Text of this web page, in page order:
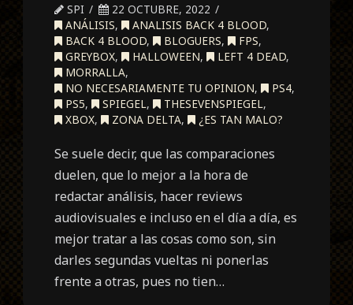
SPI
22 OCTUBRE, 2022
ANÁLISIS, ANALISIS BACK 4 BLOOD,
BACK 4 BLOOD, BLOGUERS, FPS,
GREYBOX, HALLOWEEN, LEFT 4 DEAD,
MORRALLA,
NO NECESARIAMENTE TU OPINION, PS4,
PS5, SPIEGEL, THESEVENSPIEGEL,
XBOX, ZONA DELTA, ¿ES TAN MALO?
Se suele decir, que las comparaciones
duelen, que lo mejor a la hora de
redactar análisis, hacer reviews
audiovisuales e incluso en el día a día, es
mejor tratar a las cosas como son, sin
darles segundas vueltas ni ponerlas
frente a otras, pues no tien…